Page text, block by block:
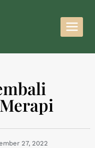
27, 2022